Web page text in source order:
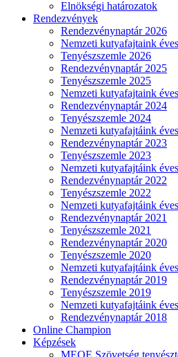
Elnökségi határozatok
Rendezvények
Rendezvénynaptár 2026
Nemzeti kutyafajtaink
Tenyészszemle 2026
Rendezvénynaptár 2025
Tenyészszemle 2025
Nemzeti kutyafajtaink
Rendezvénynaptár 2024
Tenyészszemle 2024
Nemzeti kutyafajtáink
Rendezvénynaptár 2023
Tenyészszemle 2023
Nemzeti kutyafajtáink
Rendezvénynaptár 2022
Tenyészszemle 2022
Nemzeti kutyafajtáink
Rendezvénynaptár 2021
Tenyészszemle 2021
Rendezvénynaptár 2020
Tenyészszemle 2020
Nemzeti kutyafajtáink
Rendezvénynaptár 2019
Tenyészszemle 2019
Nemzeti kutyafajtáink
Rendezvénynaptár 2018
Online Champion
Képzések
MEOE Szövetség